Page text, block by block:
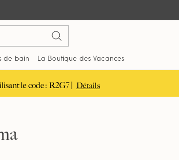
de bain La Boutique des Vacances
le code : R2G7 | Détails